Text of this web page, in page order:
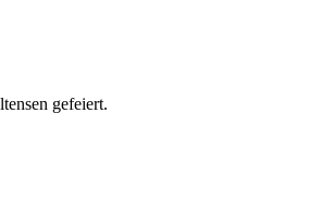
gefeiert.